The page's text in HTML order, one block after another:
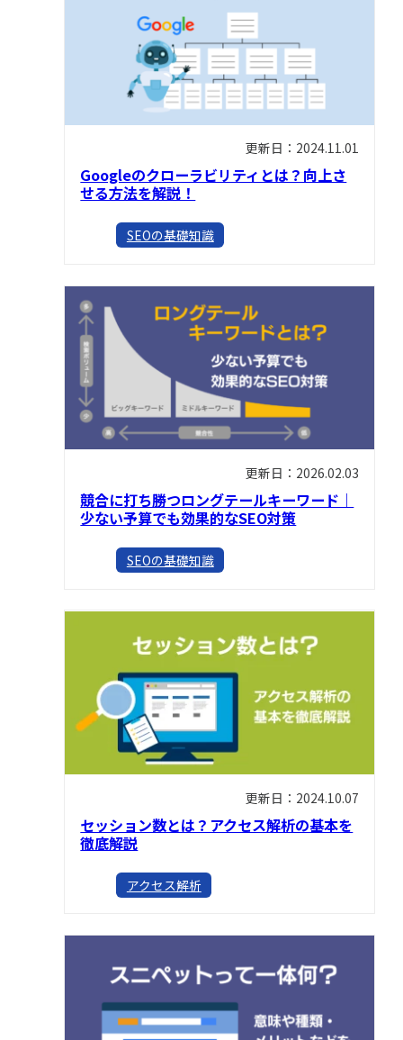
更新日：2024.11.01
Googleのクローラビリティとは？向上さ
せる方法を解説！
SEOの基礎知識
更新日：2026.02.03
競合に打ち勝つロングテールキーワード｜
少ない予算でも効果的なSEO対策
SEOの基礎知識
更新日：2024.10.07
セッション数とは？アクセス解析の基本を
徹底解説
アクセス解析